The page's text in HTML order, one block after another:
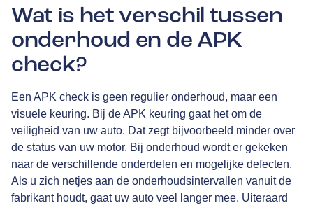
Wat is het verschil tussen
onderhoud en de APK
check?
Een APK check is geen regulier onderhoud, maar een
visuele keuring. Bij de APK keuring gaat het om de
veiligheid van uw auto. Dat zegt bijvoorbeeld minder over
de status van uw motor. Bij onderhoud wordt er gekeken
naar de verschillende onderdelen en mogelijke defecten.
Als u zich netjes aan de onderhoudsintervallen vanuit de
fabrikant houdt, gaat uw auto veel langer mee. Uiteraard